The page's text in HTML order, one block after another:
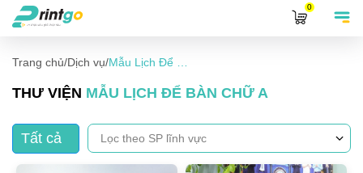
0
Trang chủ/Dịch vụ/
THƯ VIỆN MẪU LỊCH ĐỂ BÀN CHỮ A
Tất cả